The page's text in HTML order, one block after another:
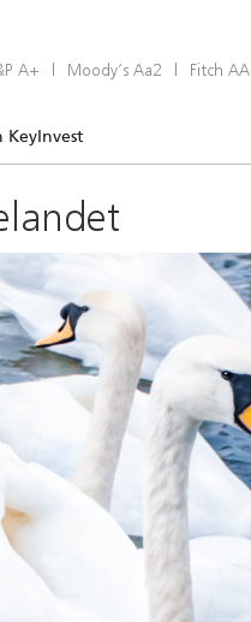
A+ | Moody’s Aa2 | Fitch AA
KeyInvest